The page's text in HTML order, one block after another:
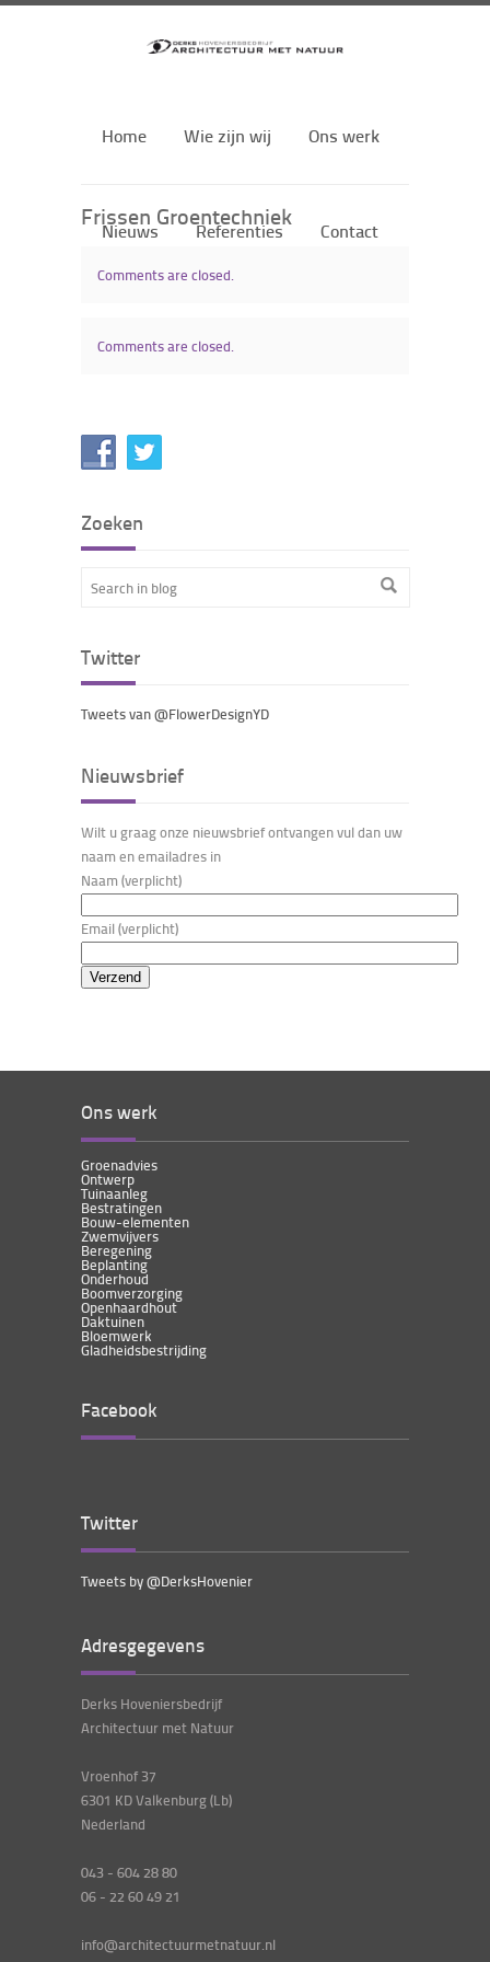
Home Wie zijn wij Ons werk
Nieuws Referenties Contact
Frissen Groentechniek
Comments are closed.
Comments are closed.
Zoeken
Twitter
Tweets van @FlowerDesignYD
Nieuwsbrief
Wilt u graag onze nieuwsbrief ontvangen vul dan uw
naam en emailadres in
Naam (verplicht)
Email (verplicht)
Ons werk
Groenadvies
Ontwerp
Tuinaanleg
Bestratingen
Bouw-elementen
Zwemvijvers
Beregening
Beplanting
Onderhoud
Boomverzorging
Openhaardhout
Daktuinen
Bloemwerk
Gladheidsbestrijding
Facebook
Twitter
Tweets by @DerksHovenier
Adresgegevens
Derks Hoveniersbedrijf
Architectuur met Natuur
Vroenhof 37
6301 KD Valkenburg (Lb)
Nederland
043 - 604 28 80
06 - 22 60 49 21
info@architectuurmetnatuur.nl